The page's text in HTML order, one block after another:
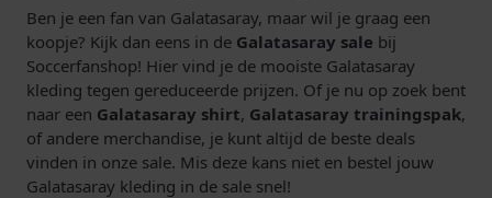
Ben je een fan van Galatasaray, maar wil je graag een
koopje? Kijk dan eens in de Galatasaray sale bij
Soccerfanshop! Hier vind je de mooiste Galatasaray
kleding tegen gereduceerde prijzen. Of je nu op zoek bent
naar een Galatasaray shirt, Galatasaray trainingspak,
of andere merchandise, je kunt altijd de beste deals
vinden in onze sale. Mis deze kans niet en bestel jouw
Galatasaray kleding in de sale snel!